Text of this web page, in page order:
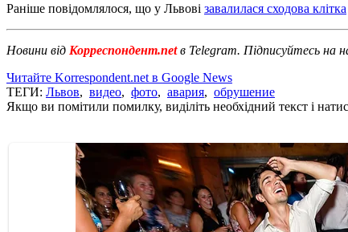
Раніше повідомлялося, що у Львові завалилася сходова клітка
Новини від Корреспондент.netв Telegram. Підписуйтесь на
Читайте Korrespondent.net в Google News
ТЕГИ: Львов, видео, фото, авария, обрушение
Якщо ви помітили помилку, виділіть необхідний текст і